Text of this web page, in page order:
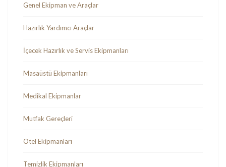
Genel Ekipman ve Araçlar
Hazırlık Yardımcı Araçlar
İçecek Hazırlık ve Servis Ekipmanları
Masaüstü Ekipmanları
Medikal Ekipmanlar
Mutfak Gereçleri
Otel Ekipmanları
Temizlik Ekipmanları